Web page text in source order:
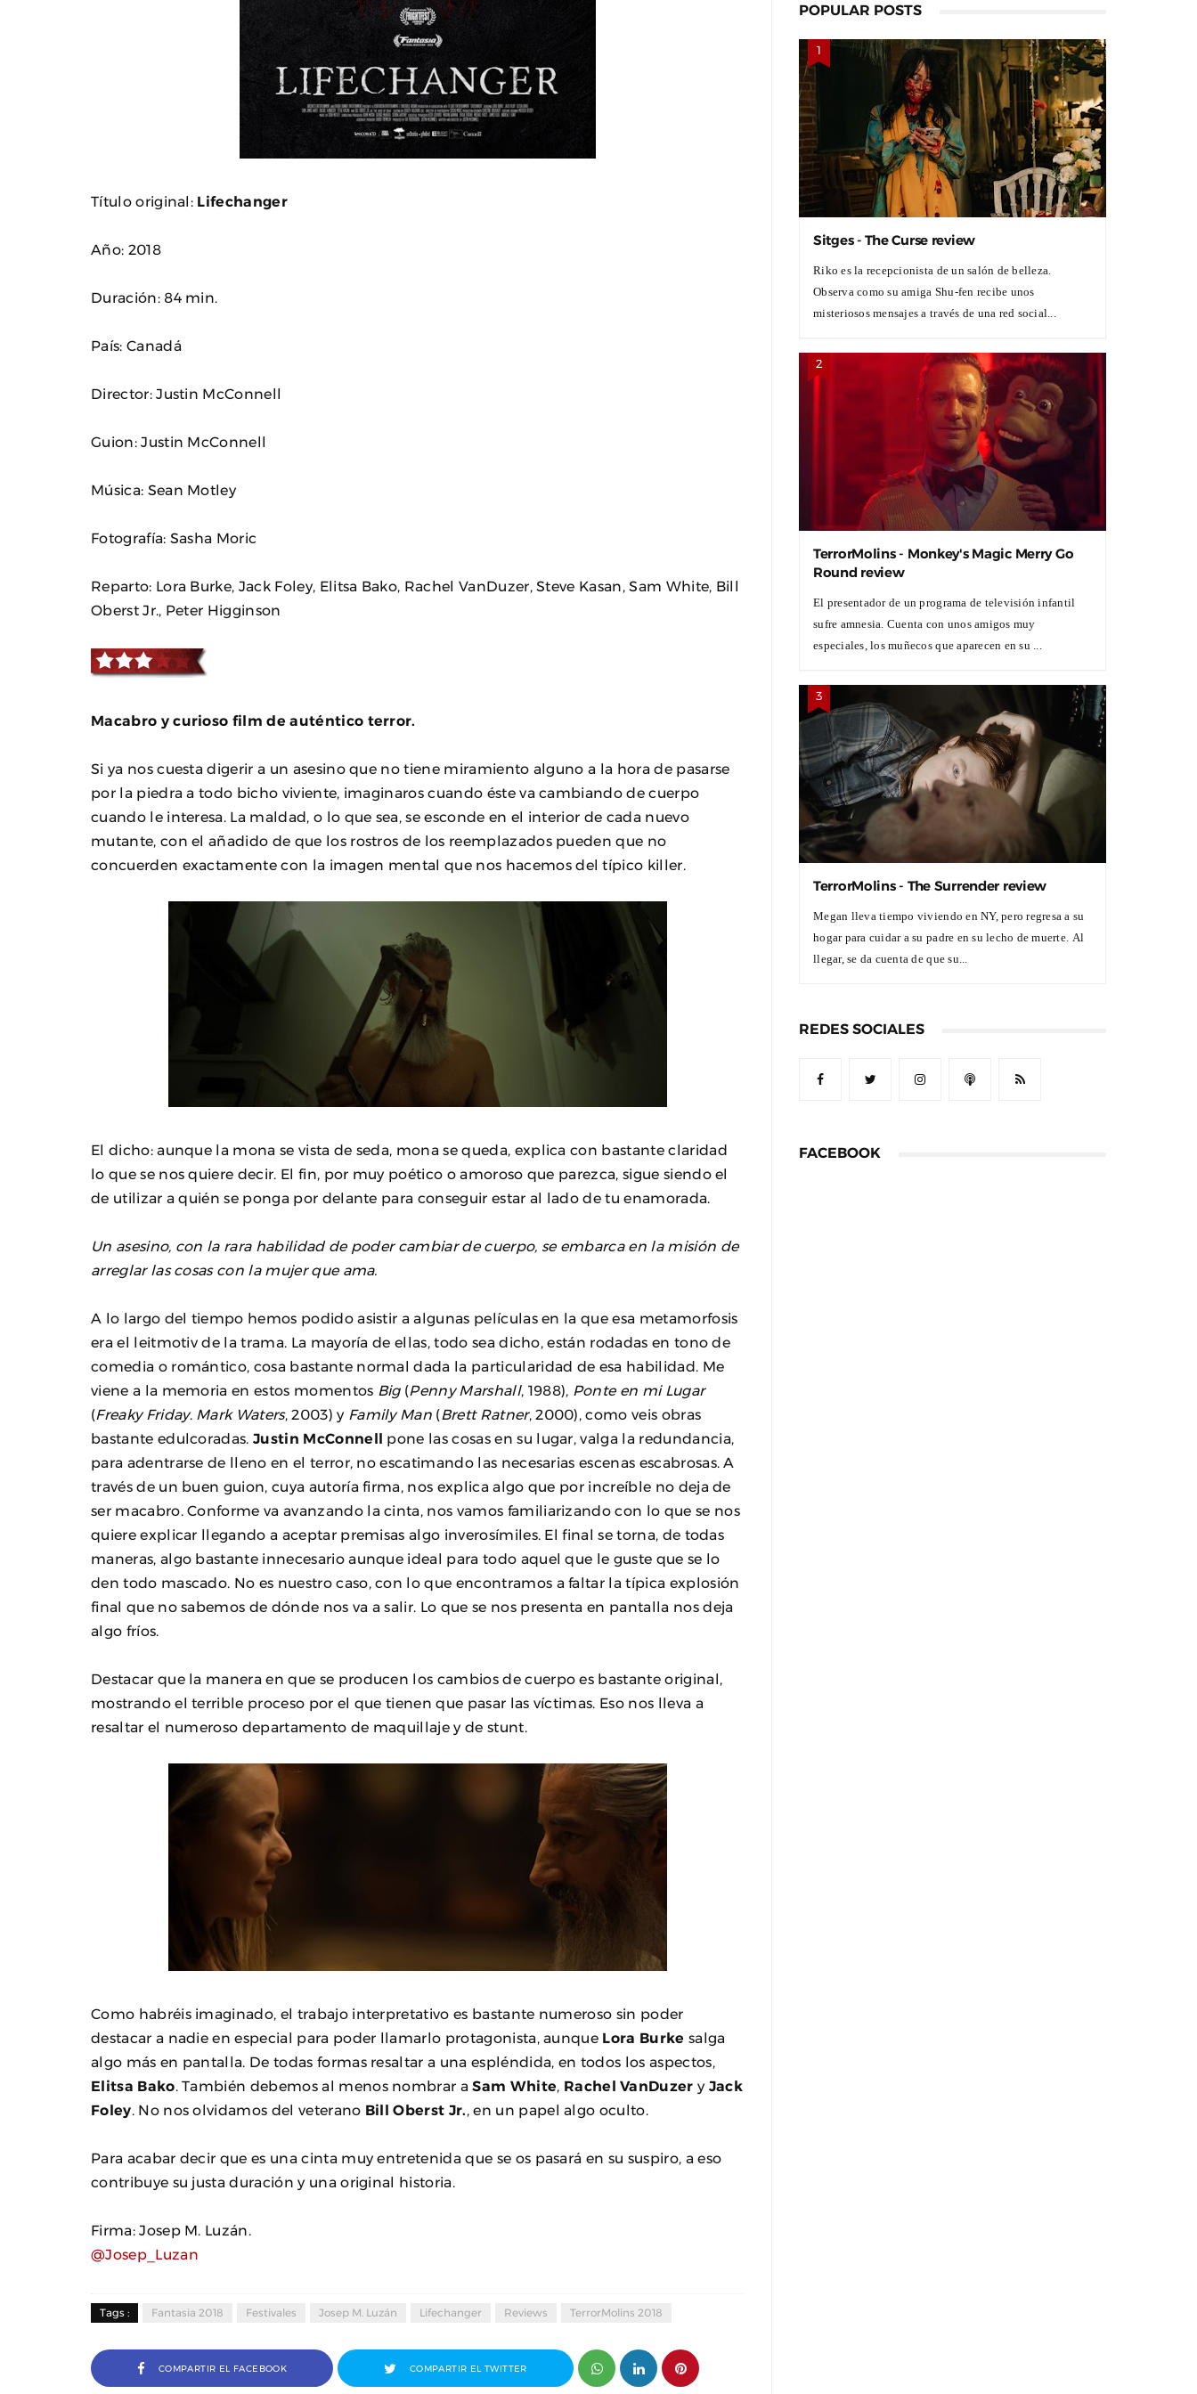
Título original: Lifechanger
Año: 2018
Duración: 84 min.
País: Canadá
Director: Justin McConnell
Guion: Justin McConnell
Música: Sean Motley
Fotografía: Sasha Moric
Reparto: Lora Burke, Jack Foley, Elitsa Bako, Rachel VanDuzer, Steve Kasan, Sam White, Bill
Oberst Jr., Peter Higginson
Macabro y curioso film de auténtico terror.
Si ya nos cuesta digerir a un asesino que no tiene miramiento alguno a la hora de pasarse
por la piedra a todo bicho viviente, imaginaros cuando éste va cambiando de cuerpo
cuando le interesa. La maldad, o lo que sea, se esconde en el interior de cada nuevo
mutante, con el añadido de que los rostros de los reemplazados pueden que no
concuerden exactamente con la imagen mental que nos hacemos del típico killer.
El dicho: aunque la mona se vista de seda, mona se queda, explica con bastante claridad
lo que se nos quiere decir. El fin, por muy poético o amoroso que parezca, sigue siendo el
de utilizar a quién se ponga por delante para conseguir estar al lado de tu enamorada.
Un asesino, con la rara habilidad de poder cambiar de cuerpo, se embarca en la misión de
arreglar las cosas con la mujer que ama.
A lo largo del tiempo hemos podido asistir a algunas películas en la que esa metamorfosis
era el leitmotiv de la trama. La mayoría de ellas, todo sea dicho, están rodadas en tono de
comedia o romántico, cosa bastante normal dada la particularidad de esa habilidad. Me
viene a la memoria en estos momentos Big(Penny Marshall, 1988), Ponte en mi Lugar
(Freaky Friday. Mark Waters, 2003) y Family Man (Brett Ratner, 2000), como veis obras
bastante edulcoradas.Justin McConnell pone las cosas en su lugar, valga la redundancia,
para adentrarse de lleno en el terror, no escatimando las necesarias escenas escabrosas. A
través de un buen guion, cuya autoría firma, nos explica algo que por increíble no deja de
ser macabro. Conforme va avanzando la cinta, nos vamos familiarizando con lo que se nos
quiere explicar llegando a aceptar premisas algo inverosímiles. El final se torna, de todas
maneras, algo bastante innecesario aunque ideal para todo aquel que le guste que se lo
den todo mascado. No es nuestro caso, con lo que encontramos a faltar la típica explosión
final que no sabemos de dónde nos va a salir. Lo que se nos presenta en pantalla nos deja
algo fríos.
Destacar que la manera en que se producen los cambios de cuerpo es bastante original,
mostrando el terrible proceso por el que tienen que pasar las víctimas. Eso nos lleva a
resaltar el numeroso departamento de maquillaje y de stunt.
Como habréis imaginado, el trabajo interpretativo es bastante numeroso sin poder
destacar a nadie en especial para poder llamarlo protagonista, aunque Lora Burke salga
algo más en pantalla. De todas formas resaltar a una espléndida, en todos los aspectos,
Elitsa Bako . También debemos al menos nombrar aSam White Rachel VanDuzer y Jack
Foley . No nos olvidamos del veterano Bill Oberst Jr. , en un papel algo oculto.
Para acabar decir que es una cinta muy entretenida que se os pasará en su suspiro, a eso
contribuye su justa duración y una original historia.
Firma: Josep M. Luzán.
@Josep_Luzan
Tags : Fantasia 2018 Festivales Josep M. Luzán Lifechanger Reviews TerrorMolins 2018
COMPARTIR EL FACEBOOK COMPARTIR EL TWITTER
POPULAR POSTS
Sitges - The Curse review
Riko es la recepcionista de un salón de belleza.
Observa como su amiga Shu-fen recibe unos
misteriosos mensajes a través de una red social...
TerrorMolins - Monkey's Magic Merry Go
Round review
El presentador de un programa de televisión infantil
sufre amnesia. Cuenta con unos amigos muy
especiales, los muñecos que aparecen en su ...
TerrorMolins - The Surrender review
Megan lleva tiempo viviendo en NY, pero regresa a su
hogar para cuidar a su padre en su lecho de muerte. Al
llegar, se da cuenta de que su...
REDES SOCIALES
FACEBOOK